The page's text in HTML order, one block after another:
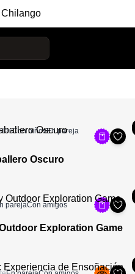
Con niñosEn pareja
Oscuro
parejaCon amigos
Exploration Game